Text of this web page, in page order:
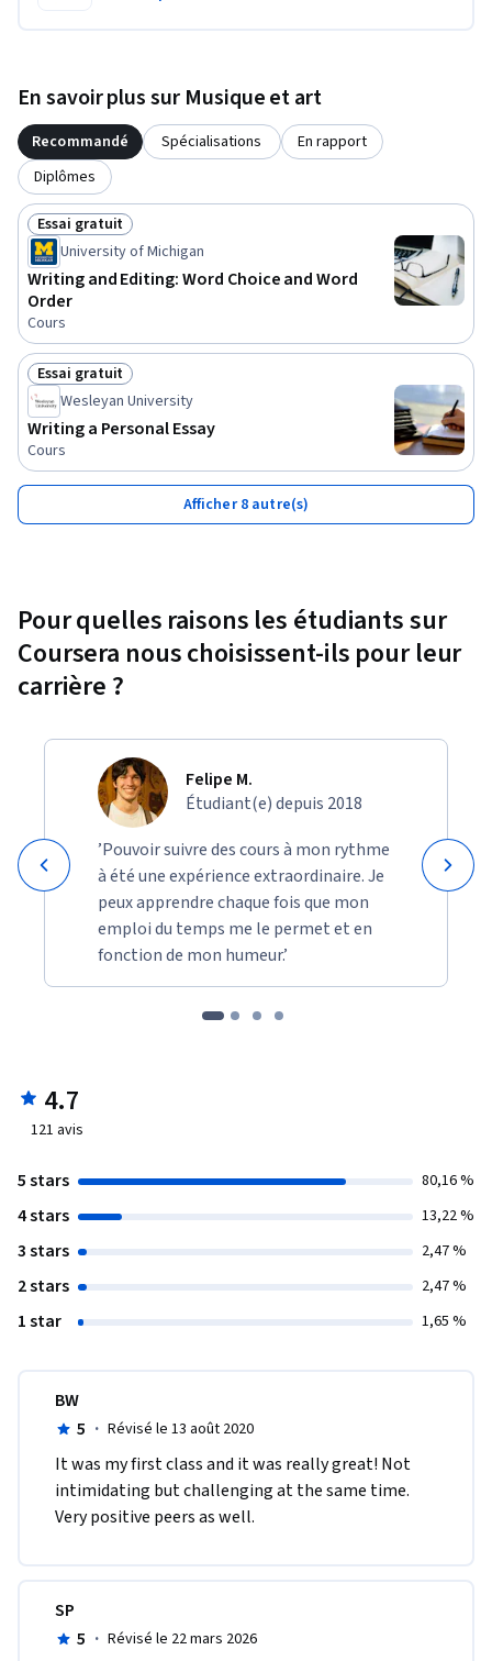
En savoir plus sur Musique et art
Recommandé Spécialisations
En rapport
Diplômes
Statut : Essai gratuit
Essai gratuit
University of Michigan
Writing and Editing: Word Choice and Word
Order
Cours
Statut : Essai gratuit
Essai gratuit
Wesleyan University
Writing a Personal Essay
Cours
Afficher 8 autre(s)
Pour quelles raisons les étudiants sur
Coursera nous choisissent-ils pour leur
carrière ?
Felipe M.
Étudiant(e) depuis 2018
’Pouvoir suivre des cours à mon rythme
à été une expérience extraordinaire. Je
peux apprendre chaque fois que mon
emploi du temps me le permet et en
fonction de mon humeur.’
4.7
121 avis
5 stars 80,16 %
4 stars 13,22 %
3 stars 2,47 %
2 stars 2,47 %
1 star 1,65 %
BW
5 · Révisé le 13 août 2020
It was my first class and it was really great! Not
intimidating but challenging at the same time.
Very positive peers as well.
SP
5 · Révisé le 22 mars 2026